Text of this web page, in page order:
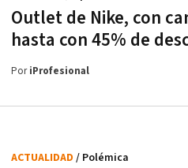
Outlet de Nike, con
hasta con 45% de
PoriProfesional
ACTUALIDAD / Polémica